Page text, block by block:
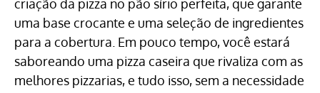
criação da pizza no pão sírio perfeita, que garante
uma base crocante e uma seleção de ingredientes
para a cobertura. Em pouco tempo, você estará
saboreando uma pizza caseira que rivaliza com as
melhores pizzarias, e tudo isso, sem a necessidade